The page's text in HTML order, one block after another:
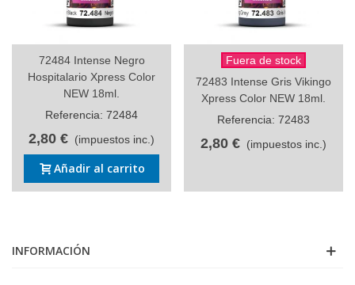
72484 Intense Negro
Hospitalario Xpress Color
NEW 18ml.
Referencia: 72484
2,80 € (impuestos inc.)
Añadir al carrito
Fuera de stock
72483 Intense Gris Vikingo
Xpress Color NEW 18ml.
Referencia: 72483
2,80 € (impuestos inc.)
INFORMACIÓN